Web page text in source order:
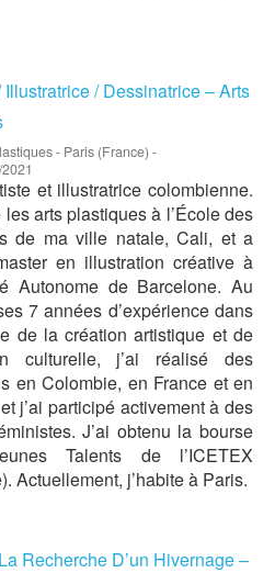
Illustratrice / Dessinatrice – Arts
- Paris (France) -
et illustratrice colombienne.
les arts plastiques à l’École des
de ma ville natale, Cali, et a
en illustration créative à
Autonome de Barcelone. Au
7 années d’expérience dans
de la création artistique et de
culturelle, j’ai réalisé des
en Colombie, en France et en
j’ai participé activement à des
J’ai obtenu la bourse
Talents de l’ICETEX
Actuellement, j’habite à Paris.
Recherche D’un Hivernage –